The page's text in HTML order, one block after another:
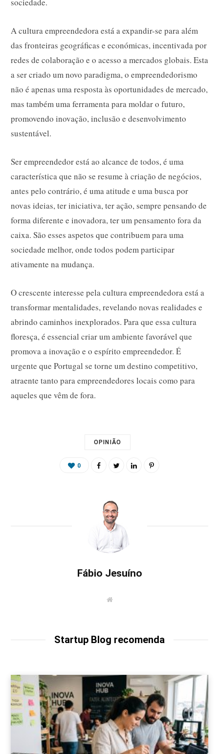
sociedade.
A cultura empreendedora está a expandir-se para além
das fronteiras geográficas e económicas, incentivada por
redes de colaboração e o acesso a mercados globais. Esta
a ser criado um novo paradigma, o empreendedorismo
não é apenas uma resposta às oportunidades de mercado,
mas também uma ferramenta para moldar o futuro,
promovendo inovação, inclusão e desenvolvimento
sustentável.
Ser empreendedor está ao alcance de todos, é uma
característica que não se resume à criação de negócios,
antes pelo contrário, é uma atitude e uma busca por
novas ideias, ter iniciativa, ter ação, sempre pensando de
forma diferente e inovadora, ter um pensamento fora da
caixa. São esses aspetos que contribuem para uma
sociedade melhor, onde todos podem participar
ativamente na mudança.
O crescente interesse pela cultura empreendedora está a
transformar mentalidades, revelando novas realidades e
abrindo caminhos inexplorados. Para que essa cultura
floresça, é essencial criar um ambiente favorável que
promova a inovação e o espírito empreendedor. É
urgente que Portugal se torne um destino competitivo,
atraente tanto para empreendedores locais como para
aqueles que vêm de fora.
OPINIÃO
0
Fábio Jesuíno
W
Startup Blog recomenda